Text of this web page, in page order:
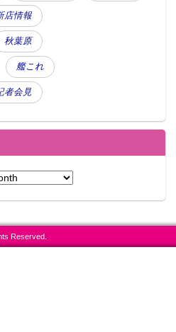
店情報
秋葉原
艦これ
者会見
Reserved.